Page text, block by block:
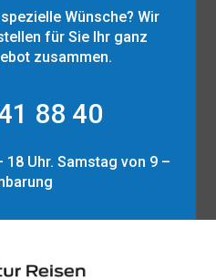
Wünsche? Wir
für Sie Ihr ganz
zusammen.
88 40
Uhr. Samstag von 9 –